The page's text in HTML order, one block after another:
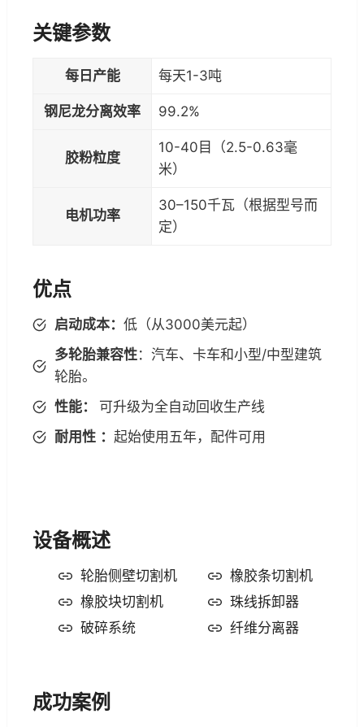
关键参数
每日产能 每天1-3吨
钢尼龙分离效率 99.2%
胶粉粒度
10-40目（2.5-0.63毫
米）
电机功率
30–150千瓦（根据型号而
定）
优点
启动成本： 低（从3000美元起）
多轮胎兼容性：汽车、卡车和小型/中型建筑
轮胎。
性能： 可升级为全自动回收生产线
耐用性 ： 起始使用五年，配件可用
设备概述
轮胎侧壁切割机
橡胶条切割机
橡胶块切割机
珠线拆卸器
破碎系统
纤维分离器
成功案例